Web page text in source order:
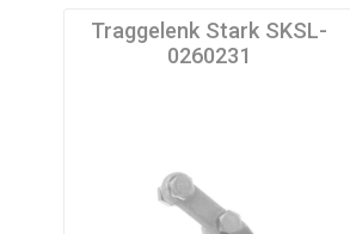
Traggelenk Stark SKSL-
0260231